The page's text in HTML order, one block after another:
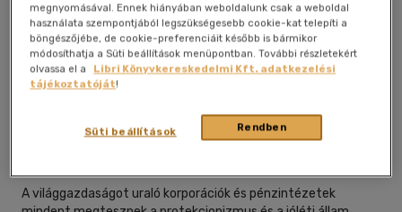
Beleolvasok
A világgazdaságot uraló korporációk és pénzintézetek
megnyomásával. Ennek hiányában weboldalunk csak a weboldal
használata szempontjából legszükségesebb cookie-kat telepíti a
böngészőjébe, de cookie-preferenciáit később is bármikor
módosíthatja a Süti beállítások menüpontban. További részletekért
olvassa el a
Libri Könyvkereskedelmi Kft. adatkezelési
tájékoztatóját!
Rendben
Süti beállítások